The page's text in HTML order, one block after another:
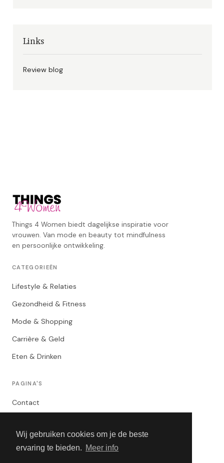
Wij gebruiken cookies om je de beste
ervaring te bieden. Meer info
Links
Review blog
Things 4 Women biedt dagelijkse inspiratie voor
vrouwen. Van mode en beauty tot mindfulness
en persoonlijke ontwikkeling.
CATEGORIEËN
Lifestyle & Relaties
Gezondheid & Fitness
Mode & Shopping
Carrière & Geld
Eten & Drinken
PAGINA'S
Contact
Algemene Voorwaarden
Adverteren